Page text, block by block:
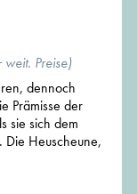
Preise)
dennoch
Prämisse der
sie sich dem
Die Heuscheune,